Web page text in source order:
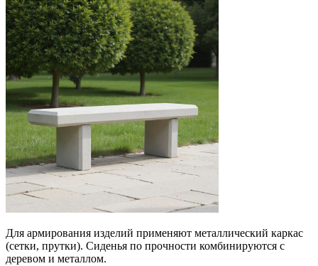
Для армирования изделий применяют металлический каркас
(сетки, прутки). Сиденья по прочности комбинируются с
деревом и металлом.